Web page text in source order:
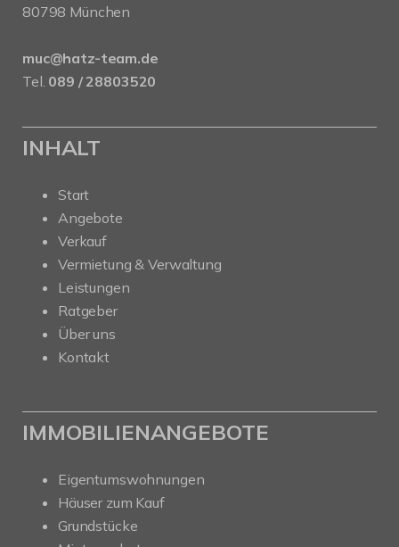
80798 München
muc@hatz-team.de
Tel. 089 / 28803520
INHALT
Start
Angebote
Verkauf
Vermietung & Verwaltung
Leistungen
Ratgeber
Über uns
Kontakt
IMMOBILIENANGEBOTE
Eigentumswohnungen
Häuser zum Kauf
Grundstücke